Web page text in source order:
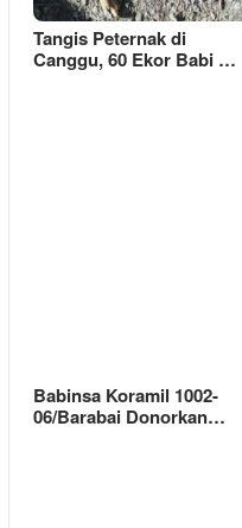
Tangis Peternak di
Canggu, 60 Ekor Babi …
Babinsa Koramil 1002-
06/Barabai Donorkan…